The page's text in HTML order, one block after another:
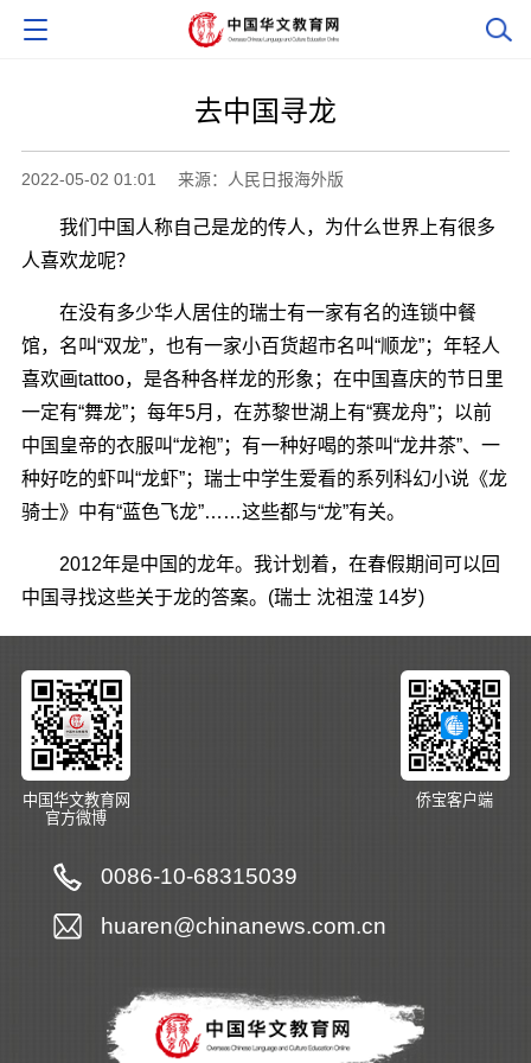
去中国寻龙
2022-05-02 01:01 来源：人民日报海外版
我们中国人称自己是龙的传人，为什么世界上有很多
人喜欢龙呢？
在没有多少华人居住的瑞士有一家有名的连锁中餐
馆，名叫“双龙”，也有一家小百货超市名叫“顺龙”；年轻人
喜欢画tattoo，是各种各样龙的形象；在中国喜庆的节日里
一定有“舞龙”；每年5月，在苏黎世湖上有“赛龙舟”；以前
中国皇帝的衣服叫“龙袍”；有一种好喝的茶叫“龙井茶”、一
种好吃的虾叫“龙虾”；瑞士中学生爱看的系列科幻小说《龙
骑士》中有“蓝色飞龙”……这些都与“龙”有关。
2012年是中国的龙年。我计划着，在春假期间可以回
中国寻找这些关于龙的答案。(瑞士 沈祖滢 14岁)
中国华文教育网
官方微博
侨宝客户端
0086-10-68315039
huaren@chinanews.com.cn